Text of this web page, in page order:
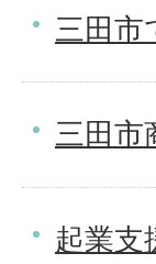
三田市
三田市
起業支